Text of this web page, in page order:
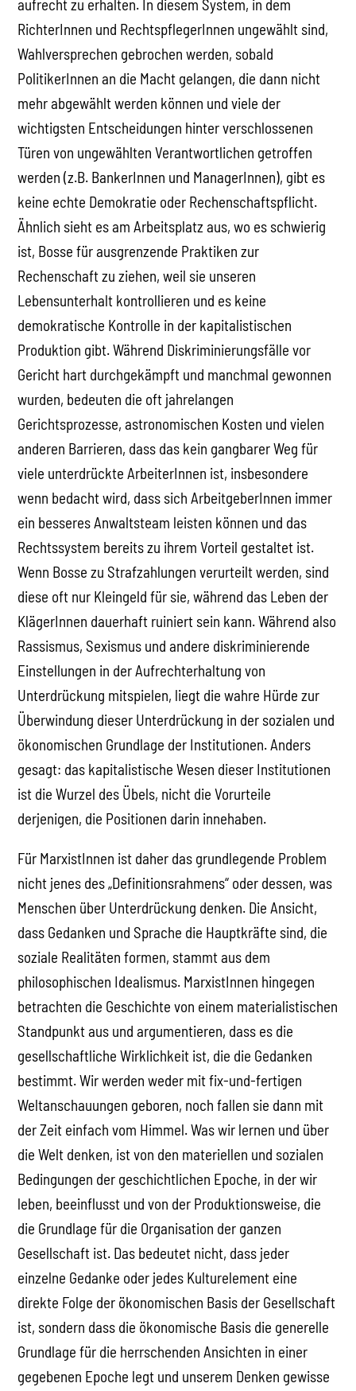
aufrecht zu erhalten. In diesem System, in dem
RichterInnen und RechtspflegerInnen ungewählt sind,
Wahlversprechen gebrochen werden, sobald
PolitikerInnen an die Macht gelangen, die dann nicht
mehr abgewählt werden können und viele der
wichtigsten Entscheidungen hinter verschlossenen
Türen von ungewählten Verantwortlichen getroffen
werden (z.B. BankerInnen und ManagerInnen), gibt es
keine echte Demokratie oder Rechenschaftspflicht.
Ähnlich sieht es am Arbeitsplatz aus, wo es schwierig
ist, Bosse für ausgrenzende Praktiken zur
Rechenschaft zu ziehen, weil sie unseren
Lebensunterhalt kontrollieren und es keine
demokratische Kontrolle in der kapitalistischen
Produktion gibt. Während Diskriminierungsfälle vor
Gericht hart durchgekämpft und manchmal gewonnen
wurden, bedeuten die oft jahrelangen
Gerichtsprozesse, astronomischen Kosten und vielen
anderen Barrieren, dass das kein gangbarer Weg für
viele unterdrückte ArbeiterInnen ist, insbesondere
wenn bedacht wird, dass sich ArbeitgeberInnen immer
ein besseres Anwaltsteam leisten können und das
Rechtssystem bereits zu ihrem Vorteil gestaltet ist.
Wenn Bosse zu Strafzahlungen verurteilt werden, sind
diese oft nur Kleingeld für sie, während das Leben der
KlägerInnen dauerhaft ruiniert sein kann. Während also
Rassismus, Sexismus und andere diskriminierende
Einstellungen in der Aufrechterhaltung von
Unterdrückung mitspielen, liegt die wahre Hürde zur
Überwindung dieser Unterdrückung in der sozialen und
ökonomischen Grundlage der Institutionen. Anders
gesagt: das kapitalistische Wesen dieser Institutionen
ist die Wurzel des Übels, nicht die Vorurteile
derjenigen, die Positionen darin innehaben.
Für MarxistInnen ist daher das grundlegende Problem
nicht jenes des „Definitionsrahmens“ oder dessen, was
Menschen über Unterdrückung denken. Die Ansicht,
dass Gedanken und Sprache die Hauptkräfte sind, die
soziale Realitäten formen, stammt aus dem
philosophischen Idealismus. MarxistInnen hingegen
betrachten die Geschichte von einem materialistischen
Standpunkt aus und argumentieren, dass es die
gesellschaftliche Wirklichkeit ist, die die Gedanken
bestimmt. Wir werden weder mit fix-und-fertigen
Weltanschauungen geboren, noch fallen sie dann mit
der Zeit einfach vom Himmel. Was wir lernen und über
die Welt denken, ist von den materiellen und sozialen
Bedingungen der geschichtlichen Epoche, in der wir
leben, beeinflusst und von der Produktionsweise, die
die Grundlage für die Organisation der ganzen
Gesellschaft ist. Das bedeutet nicht, dass jeder
einzelne Gedanke oder jedes Kulturelement eine
direkte Folge der ökonomischen Basis der Gesellschaft
ist, sondern dass die ökonomische Basis die generelle
Grundlage für die herrschenden Ansichten in einer
gegebenen Epoche legt und unserem Denken gewisse